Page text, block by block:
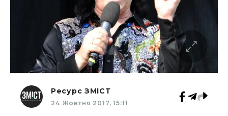
Ресурс ЗМІСТ
24 Жовтня 2017, 15:11